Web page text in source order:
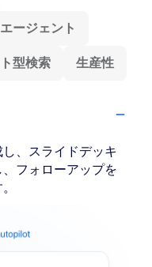
ージェント
型検索 生産性
、スライドデッキ
フォローアップを